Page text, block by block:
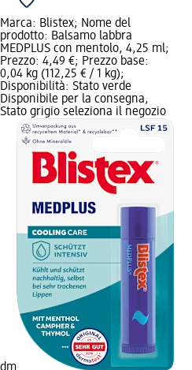
Marca: Blistex; Nome del
prodotto: Balsamo labbra
MEDPLUS con mentolo, 4,25 ml;
Prezzo: 4,49 €; Prezzo base:
0,04 kg (112,25 € / 1 kg);
Disponibilità: Stato verde
Disponibile per la consegna,
Stato grigio seleziona il negozio